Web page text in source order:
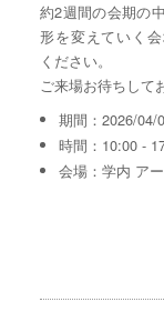
約2週間の会期の
形を変えていく
ください。
ご来場お待ちして
期間：2026/04/
時間：10:00 -
会場：学内 ア